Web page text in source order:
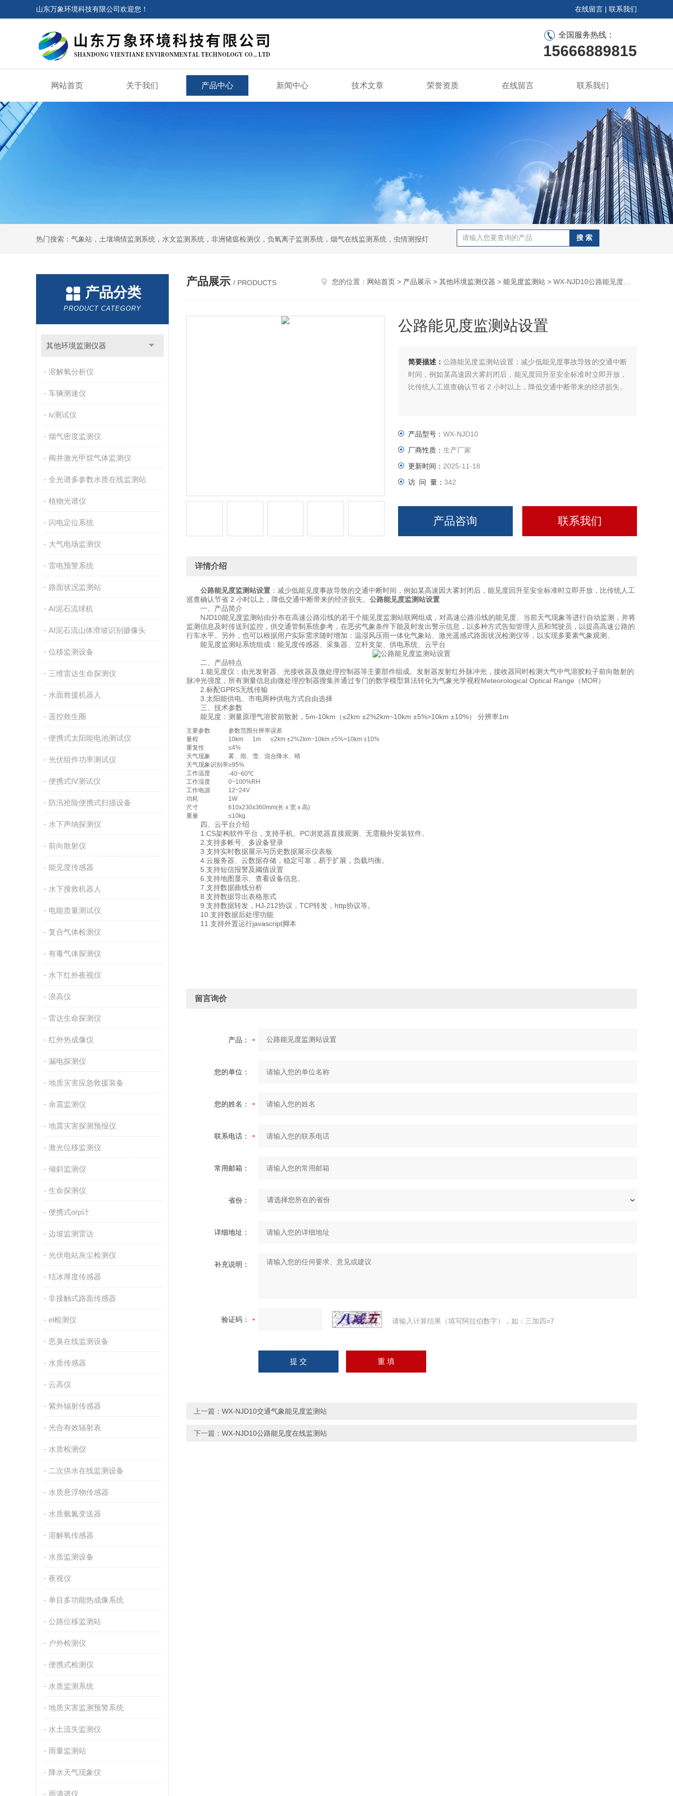
山东万象环境科技有限公司欢迎您！ 在线留言 | 联系我们
全国服务热线：
15666889815
网站首页 关于我们 产品中心 新闻中心 技术文章 荣誉资质 在线留言 联系我们
热门搜索：气象站，土壤墒情监测系统，水文监测系统，非洲猪瘟检测仪，负氧离子监测系统，烟气在线监测系统，虫情测报灯
产品分类
PRODUCT CATEGORY
其他环境监测仪器
溶解氧分析仪
车辆测速仪
iv测试仪
烟气密度监测仪
阀井激光甲烷气体监测仪
全光谱多参数水质在线监测站
植物光谱仪
闪电定位系统
大气电场监测仪
雷电预警系统
路面状况监测站
AI泥石流球机
AI泥石流山体滑坡识别摄像头
位移监测设备
三维雷达生命探测仪
水面救援机器人
遥控救生圈
便携式太阳能电池测试仪
光伏组件功率测试仪
便携式IV测试仪
防汛抢险便携式扫描设备
水下声纳探测仪
前向散射仪
能见度传感器
水下搜救机器人
电能质量测试仪
复合气体检测仪
有毒气体探测仪
水下红外夜视仪
浪高仪
雷达生命探测仪
红外热成像仪
漏电探测仪
地质灾害应急救援装备
余震监测仪
地震灾害探测预报仪
激光位移监测仪
倾斜监测仪
生命探测仪
便携式orp计
边坡监测雷达
光伏电站灰尘检测仪
结冰厚度传感器
非接触式路面传感器
el检测仪
恶臭在线监测设备
水质传感器
云高仪
紫外辐射传感器
光合有效辐射表
水质检测仪
二次供水在线监测设备
水质悬浮物传感器
水质氨氮变送器
溶解氧传感器
水质监测设备
夜视仪
单目多功能热成像系统
公路位移监测站
户外检测仪
便携式检测仪
水质监测系统
地质灾害监测预警系统
水土流失监测仪
雨量监测站
降水天气现象仪
雨滴谱仪
产品展示 / PRODUCTS 您的位置： 网站首页 > 产品展示 > 其他环境监测仪器 > 能见度监测站 > WX-NJD10公路能见度监测站设置
公路能见度监测站设置
简要描述： 公路能见度监测站设置：减少低能见度事故导致的交通中断
时间，例如某高速因大雾封闭后，能见度回升至安全标准时立即开放，
比传统人工巡查确认节省 2 小时以上，降低交通中断带来的经济损失。
产品型号： WX-NJD10
厂商性质： 生产厂家
更新时间： 2025-11-18
访 问 量： 342
产品咨询 联系我们
详情介绍
公路能见度监测站设置 ：减少低能见度事故导致的交通中断时间，例如某高速因大雾封闭后，能见度回升至安全标准时立即开放，比传统人工
巡查确认节省 2 小时以上，降低交通中断带来的经济损失。 公路能见度监测站设置
一、产品简介
NJD10能见度监测站由分布在高速公路沿线的若干个能见度监测站联网组成，对高速公路沿线的能见度、当前天气现象等进行自动监测，并将
监测信息及时传送到监控，供交通管制系统参考，在恶劣气象条件下能及时发出警示信息，以多种方式告知管理人员和驾驶员，以提高高速公路的
行车水平。另外，也可以根据用户实际需求随时增加：温湿风压雨一体化气象站、激光遥感式路面状况检测仪等，以实现多要素气象观测。
能见度监测站系统组成：能见度传感器、采集器、立杆支架、供电系统、云平台
二、产品特点
1.能见度仪：由光发射器、光接收器及微处理控制器等主要部件组成。发射器发射红外脉冲光，接收器同时检测大气中气溶胶粒子前向散射的
脉冲光强度，所有测量信息由微处理控制器搜集并通过专门的数学模型算法转化为气象光学视程Meteorological Optical Range（MOR）
2.标配GPRS无线传输
3.太阳能供电、市电两种供电方式自由选择
三、技术参数
能见度：测量原理气溶胶前散射，5m-10km（≤2km ±2%2km~10km ±5%>10km ±10%） 分辨率1m
主要参数 参数范围分辨率误差
量程
10km 1m
≤2km ±2%2km~10km ±5%>10km ±10%
重复性
≤4%
天气现象
雾、雨、雪、混合降水、晴
天气现象识别率≥95%
工作温度
-40~60℃
工作湿度
0~100%RH
工作电源
12~24V
功耗
1W
尺寸
610x230x360mm(长 x 宽 x 高)
重量
≤10kg
四、云平台介绍
1.CS架构软件平台，支持手机、PC浏览器直接观测、无需额外安装软件。
2.支持多帐号、多设备登录
3.支持实时数据展示与历史数据展示仪表板
4.云服务器、云数据存储，稳定可靠，易于扩展，负载均衡。
5.支持短信报警及阈值设置
6.支持地图显示、查看设备信息。
7.支持数据曲线分析
8.支持数据导出表格形式
9.支持数据转发，HJ-212协议，TCP转发，http协议等。
10.支持数据后处理功能
11.支持外置运行javascript脚本
留言询价
产品：
您的单位：
您的姓名：
联系电话：
常用邮箱：
省份：
详细地址：
补充说明：
验证码： 请输入计算结果（填写阿拉伯数字），如：三加四=7
上一篇： WX-NJD10交通气象能见度监测站
下一篇： WX-NJD10公路能见度在线监测站